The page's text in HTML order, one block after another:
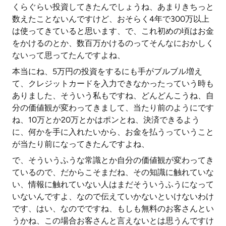
くらぐらい投資してきたんでしょうね、あまりきちっと
数えたことないんですけど、おそらく4年で300万以上
は使ってきていると思います、で、これ初めの頃はお金
をかけるのとか、数百万かけるのってそんなにおかしく
ないって思ってたんですよね、
本当にね、5万円の投資をするにも手がブルブル増え
て、クレジットカードを入力できなかったっていう時も
ありました、そういう私もですね、どんどんこうね、自
分の価値観が変わってきまして、当たり前のようにです
ね、10万とか20万とかはポンとね、決済できるよう
に、何かを手に入れたいから、お金を払うっていうこと
が当たり前になってきたんですよね、
で、そういうふうな常識とか自分の価値観が変わってき
ているので、だからこそまだね、その知識に触れていな
い、情報に触れていない人はまだそういうふうになって
いないんですよ、なので伝えていかないといけないわけ
です、はい、なのでですね、もしも無料のお客さんとい
うかね、この場合お客さんと言えないとは思うんですけ